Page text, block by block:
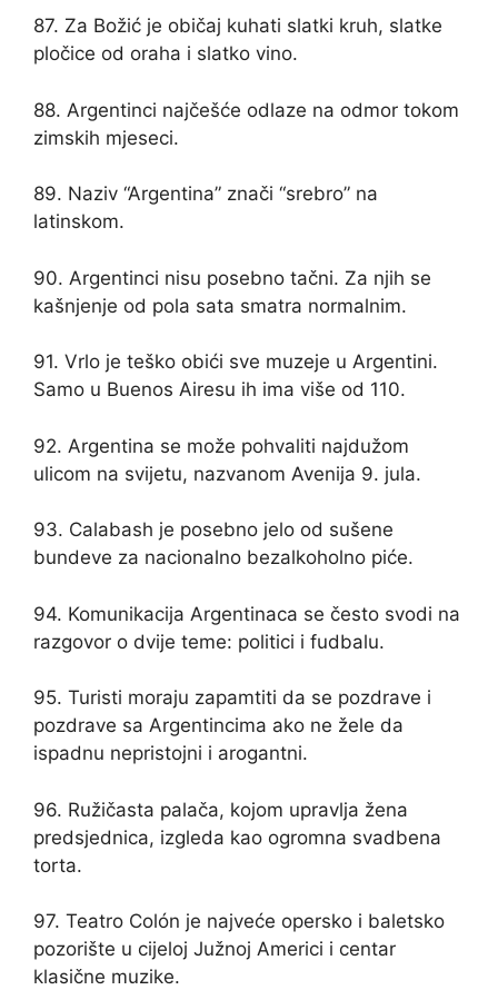
87. Za Božić je običaj kuhati slatki kruh, slatke
pločice od oraha i slatko vino.
88. Argentinci najčešće odlaze na odmor tokom
zimskih mjeseci.
89. Naziv “Argentina” znači “srebro” na
latinskom.
90. Argentinci nisu posebno tačni. Za njih se
kašnjenje od pola sata smatra normalnim.
91. Vrlo je teško obići sve muzeje u Argentini.
Samo u Buenos Airesu ih ima više od 110.
92. Argentina se može pohvaliti najdužom
ulicom na svijetu, nazvanom Avenija 9. jula.
93. Calabash je posebno jelo od sušene
bundeve za nacionalno bezalkoholno piće.
94. Komunikacija Argentinaca se često svodi na
razgovor o dvije teme: politici i fudbalu.
95. Turisti moraju zapamtiti da se pozdrave i
pozdrave sa Argentincima ako ne žele da
ispadnu nepristojni i arogantni.
96. Ružičasta palača, kojom upravlja žena
predsjednica, izgleda kao ogromna svadbena
torta.
97. Teatro Colón je najveće opersko i baletsko
pozorište u cijeloj Južnoj Americi i centar
klasične muzike.